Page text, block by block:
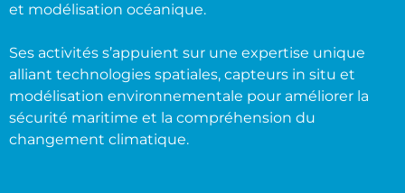
et modélisation océanique.
Ses activités s’appuient sur une expertise unique
alliant technologies spatiales, capteurs in situ et
modélisation environnementale pour améliorer la
sécurité maritime et la compréhension du
changement climatique.